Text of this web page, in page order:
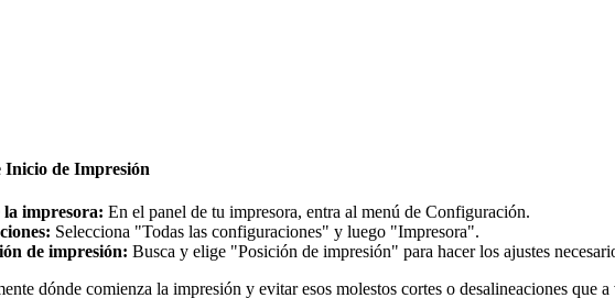
Inicio de Impresión
la impresora: En el panel de tu impresora, entra al menú de Configuración.
Selecciona "Todas las configuraciones" y luego "Impresora".
de impresión: Busca y elige "Posición de impresión" para hacer los ajustes
dónde comienza la impresión y evitar esos molestos cortes o desalineaciones que